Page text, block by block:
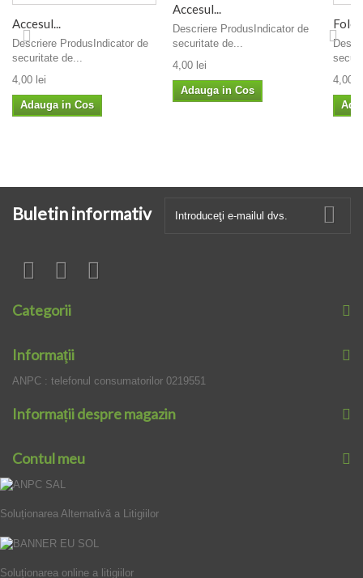
Accesul...
Descriere ProdusIndicator de
securitate de...
4,00 lei
Adauga in Cos
Accesul...
Descriere ProdusIndicator de
securitate de...
4,00 lei
Adauga in Cos
4,00
Buletin informativ
Categorii
Informaţii
ANPC : telefonul consumatorilor 0219551
Informații despre magazin
Contul meu
Soluționarea Alternativă a Litigiilor
Soluționarea online a litigiilor